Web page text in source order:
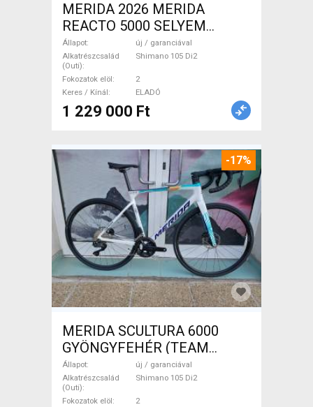
MERIDA 2026 MERIDA
REACTO 5000 SELYEM
FEKETE ( S) Országúti
Shimano 105 Di2 tárcsafék új
/ garanciával ELADÓ
Állapot
új / garanciával
Alkatrészcsalád
(Outi)
Shimano 105 Di2
Fokozatok elöl
2
Keres / Kínál
ELADÓ
1 229 000 Ft
-17%
MERIDA SCULTURA 6000
GYÖNGYFEHÉR (TEAM
REPLICA) (M) Országúti
Shimano 105 Di2 tárcsafék új
/ garanciával ELADÓ
Állapot
új / garanciával
Alkatrészcsalád
(Outi)
Shimano 105 Di2
Fokozatok elöl
2